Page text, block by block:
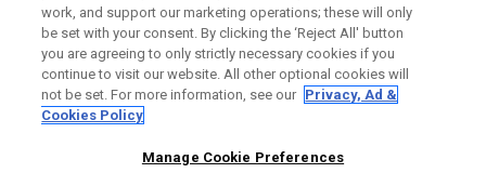
work, and support our marketing operations; these will only
be set with your consent. By clicking the ‘Reject All' button
you are agreeing to only strictly necessary cookies if you
continue to visit our website. All other optional cookies will
not be set. For more information, see our Privacy, Ad &
Cookies Policy
Manage Cookie Preferences